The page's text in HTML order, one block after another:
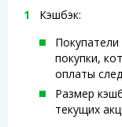
Кэшбэк:
покупки,
оплаты
Размер
текущих